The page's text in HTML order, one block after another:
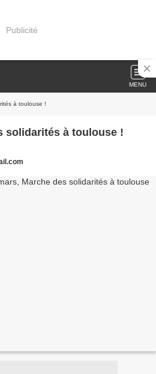
Publicité
MENU
à toulouse !
solidarités à toulouse !